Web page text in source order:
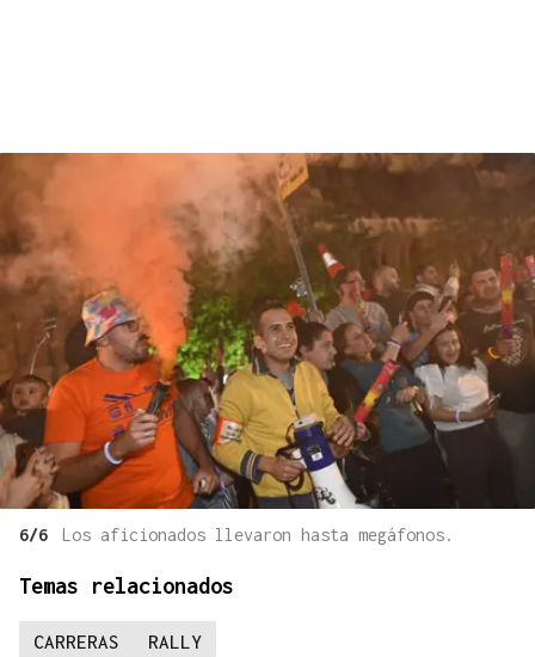
6/6 Los aficionados llevaron hasta megáfonos.
Temas relacionados
CARRERAS RALLY